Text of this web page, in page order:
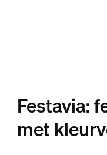
Festavia:
met